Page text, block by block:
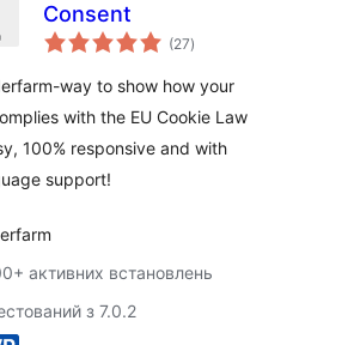
Consent
(27загальний
рейтинг
)
way to show how your
with the EU Cookie Law
100% responsive and with
support!
активних встановлень
з 7.0.2